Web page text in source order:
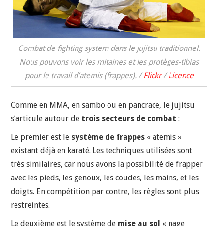
Combat de fighting system dans le jujitsu traditionnel.
Nous pouvons voir les mitaines et les protèges-tibias
pour le travail d’atemis (frappes). /Flickr/Licence
Comme en MMA, en sambo ou en pancrace, le jujitsu
s’articule autour de trois secteurs de combat :
Le premier est le système de frappes « atemis »
existant déjà en karaté. Les techniques utilisées sont
très similaires, car nous avons la possibilité de frapper
avec les pieds, les genoux, les coudes, les mains, et les
doigts. En compétition par contre, les règles sont plus
restreintes.
Le deuxième est le système de mise au sol « nage